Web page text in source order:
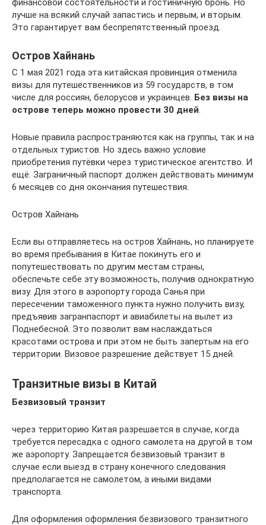
лучше на всякий случай запастись и первым, и вторым.
Это гарантирует вам беспрепятственный проезд.
Остров Хайнань
С 1 мая 2021 года эта китайская провинция отменила
визы для путешественников из 59 государств, в том
числе для россиян, белорусов и украинцев. Без визы на
острове теперь можно провести 30 дней
Новые правила распространяются как на группы, так и на
отдельных туристов. Но здесь важно условие
приобретения путёвки через туристическое агентство. И
ещё. Заграничный паспорт должен действовать минимум
6 месяцев со дня окончания путешествия.
Остров Хайнань
Если вы отправляетесь на остров Хайнань, но планируете
во время пребывания в Китае покинуть его и
попутешествовать по другим местам страны,
обеспечьте себе эту возможность, получив однократную
визу. Для этого в аэропорту города Санья при
пересечении таможенного пункта нужно получить визу,
предъявив загранпаспорт и авиабилеты на вылет из
Поднебесной. Это позволит вам наслаждаться
красотами острова и при этом не быть запертым на его
территории. Визовое разрешение действует 15 дней.
Транзитные визы в Китай
Безвизовый транзит
через территорию Китая разрешается в случае, когда
требуется пересадка с одного самолета на другой в том
же аэропорту. Запрещается безвизовый транзит в
случае если выезд в страну конечного следования
предполагается не самолетом, а иными видами
транспорта.
Для оформления оформления безвизового транзитного